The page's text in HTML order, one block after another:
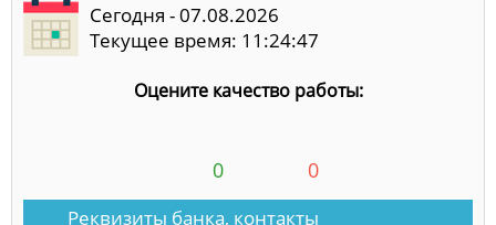
Сегодня - 07.08.2026
Текущее время: 11:24:47
Оцените качество работы:
0 0
Реквизиты банка, контакты